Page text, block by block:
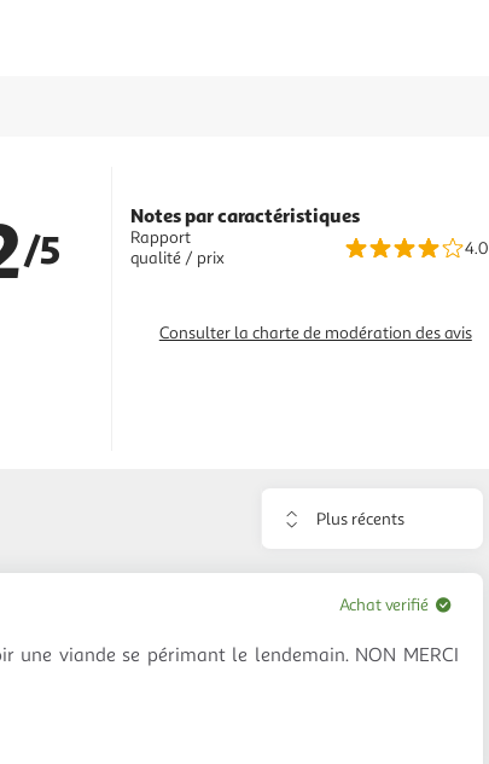
/5
Notes par caractéristiques
Rapport
qualité / prix
4.0
Consulter la charte de modération des avis
Trier
avis
une viande se périmant le lendemain. NON MERCI
Achat verifié